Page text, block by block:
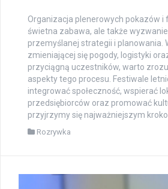
Organizacja plenerowych pokazów i
świetna zabawa, ale także
przemyślanej strategii i planowania.
zmieniającej się pogody, logistyki
przyciągną uczestników, warto
aspekty tego procesu. Festiwale
integrować społeczność, wspierać
przedsiębiorców oraz promować
przyjrzymy się najważniejszym
Rozrywka